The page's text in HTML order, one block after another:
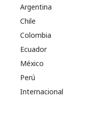
Argentina
Chile
Colombia
Ecuador
México
Perú
Internacional